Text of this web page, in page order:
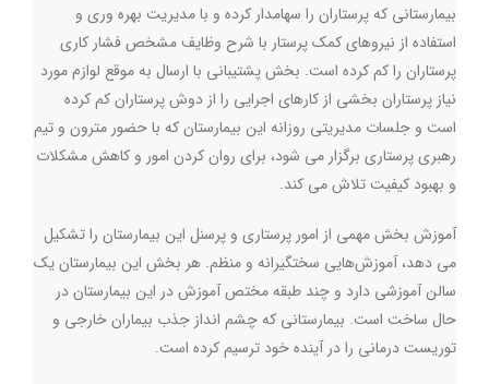
بیمارستانی که پرستاران را سهامدار کرده و با مدیریت بهره وری و
استفاده از نیروهای کمک پرستار با شرح وظایف مشخص فشار کاری
پرستاران را کم کرده است. بخش پشتیبانی با ارسال به موقع لوازم مورد
نیاز پرستاران بخشی از کارهای اجرایی را از دوش پرستاران کم کرده
است و جلسات مدیریتی روزانه این بیمارستان که با حضور مترون و تیم
رهبری پرستاری برگزار می شود، برای روان کردن امور و کاهش مشکلات
و بهبود کیفیت تلاش می کند.
آموزش بخش مهمی از امور پرستاری و پرسنل این بیمارستان را تشکیل
می دهد، آموزش‌هایی سختگیرانه و منظم. هر بخش این بیمارستان یک
سالن آموزشی دارد و چند طبقه مختص آموزش در این بیمارستان در
حال ساخت است. بیمارستانی که چشم انداز جذب بیماران خارجی و
توریست درمانی را در آینده خود ترسیم کرده است.